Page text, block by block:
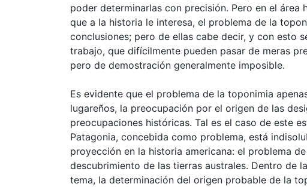
poder determinarlas con precisión. Pero en el
que a la historia le interesa, el problema de la
conclusiones; pero de ellas cabe decir, y con esto
trabajo, que difícilmente pueden pasar de meras
pero de demostración generalmente imposible.
Es evidente que el problema de la toponimia
lugareños, la preocupación por el origen de las
preocupaciones históricas. Tal es el caso de este
Patagonia, concebida como problema, está
proyección en la historia americana: el problema
descubrimiento de las tierras australes. Dentro de
tema, la determinación del origen probable de la